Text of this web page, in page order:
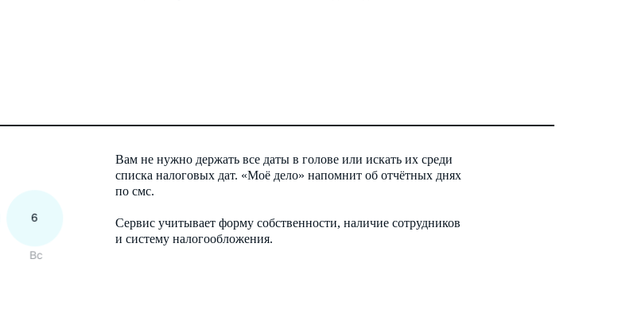
Вам не нужно держать все даты в голове или искать их среди
списка налоговых дат. «Моё дело» напомнит об отчётных днях
по смс.
Сервис учитывает форму собственности, наличие сотрудников
и систему налогообложения.